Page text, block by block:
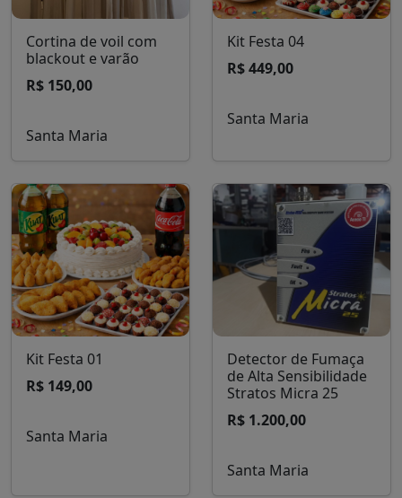
Cortina de voil com
blackout e varão
R$ 150,00
Santa Maria
Kit Festa 04
R$ 449,00
Santa Maria
Kit Festa 01
R$ 149,00
Santa Maria
Detector de Fumaça
de Alta Sensibilidade
Stratos Micra 25
R$ 1.200,00
Santa Maria